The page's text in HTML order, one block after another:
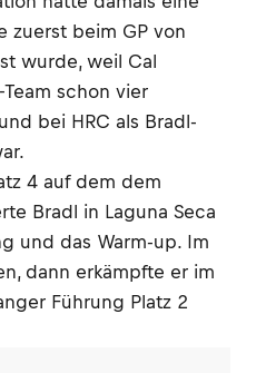
zuerst beim GP von
wurde, weil Cal
schon vier
bei HRC als Bradl-
4 auf dem dem
Bradl in Laguna Seca
und das Warm-up. Im
dann erkämpfte er im
Führung Platz 2